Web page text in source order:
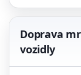
Doprava
vozidly